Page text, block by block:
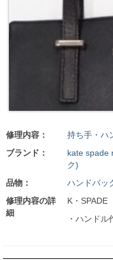
修理内容：
持ち手・ハ
ブランド：
kate spade
ク)
品物：
ハンドバッ
修理内容の詳
細
K・SPADE
・ハンドル